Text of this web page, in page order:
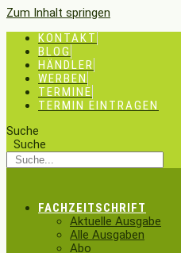
Zum Inhalt springen
KONTAKT
BLOG
HÄNDLER
WERBEN
TERMINE
TERMIN EINTRAGEN
Suche
Suche
FACHZEITSCHRIFT
Aktuelle Ausgabe
Alle Ausgaben
Abo